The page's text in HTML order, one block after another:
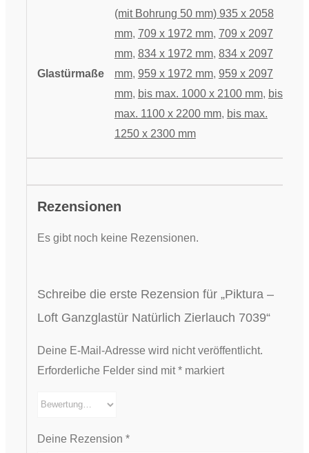
Glastürmaße
(mit Bohrung 50 mm) 935 x 2058
mm, 709 x 1972 mm, 709 x 2097
mm, 834 x 1972 mm, 834 x 2097
mm, 959 x 1972 mm, 959 x 2097
mm, bis max. 1000 x 2100 mm, bis
max. 1100 x 2200 mm, bis max.
1250 x 2300 mm
Rezensionen
Es gibt noch keine Rezensionen.
Schreibe die erste Rezension für „Piktura –
Loft Ganzglastür Natürlich Zierlauch 7039“
Deine E-Mail-Adresse wird nicht veröffentlicht.
Erforderliche Felder sind mit*markiert
Deine Rezension *